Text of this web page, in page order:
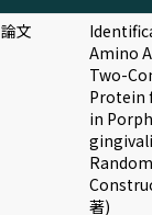
論文
Amino
Two-
Protein
in
著)